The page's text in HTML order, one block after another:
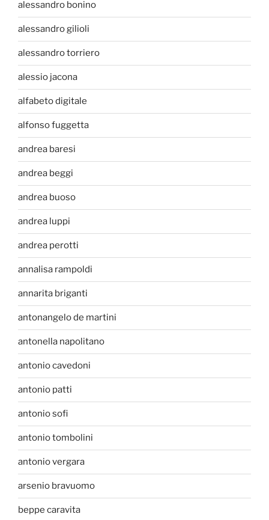
alessandro bonino
alessandro gilioli
alessandro torriero
alessio jacona
alfabeto digitale
alfonso fuggetta
andrea baresi
andrea beggi
andrea buoso
andrea luppi
andrea perotti
annalisa rampoldi
annarita briganti
antonangelo de martini
antonella napolitano
antonio cavedoni
antonio patti
antonio sofi
antonio tombolini
antonio vergara
arsenio bravuomo
beppe caravita